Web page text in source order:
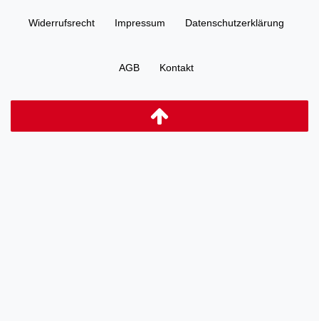
Widerrufs­recht Impressum Daten­schutz­erklärung
AGB Kontakt